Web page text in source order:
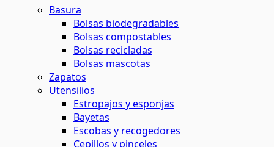
Basura
Bolsas biodegradables
Bolsas compostables
Bolsas recicladas
Bolsas mascotas
Zapatos
Utensilios
Estropajos y esponjas
Bayetas
Escobas y recogedores
Cepillos y pinceles